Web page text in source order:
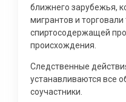
ближнего зарубежья,
мигрантов и торговали
спиртосодержащей
происхождения.
Следственные
устанавливаются все
соучастники.